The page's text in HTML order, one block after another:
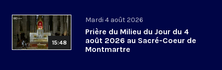
15:48
Mardi 4 août 2026
Prière du Milieu du Jour du 4
août 2026 au Sacré-Coeur de
Montmartre